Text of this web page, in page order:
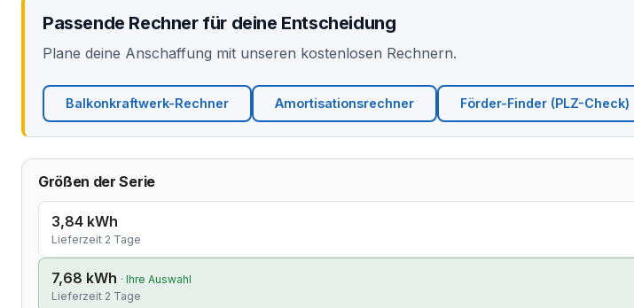
Passende Rechner für deine Entscheidung
Plane deine Anschaffung mit unseren kostenlosen Rechnern.
Balkonkraftwerk-Rechner Amortisationsrechner Förder-Finder (PLZ-Check)
Größen der Serie
3,84 kWh
Lieferzeit 2 Tage
7,68 kWh · Ihre Auswahl
Lieferzeit 2 Tage